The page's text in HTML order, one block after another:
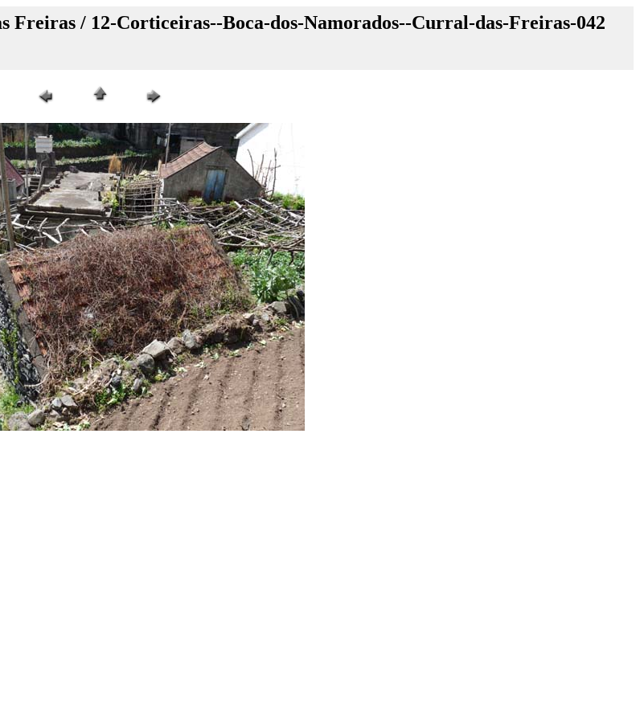
/ 12-Corticeiras--Boca-dos-Namorados--Curral-das-Freiras-042